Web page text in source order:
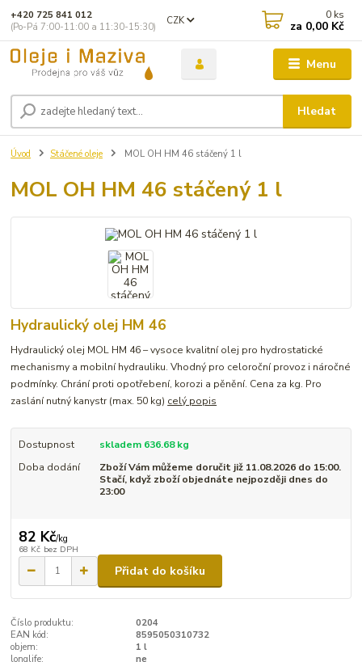
Menu
CZK
Hledat
+420 725 841 012
(Po-Pá 7:00-11:00 a 11:30-15:30)
0 ks
za 0,00 Kč
Úvod Stáčené oleje MOL OH HM 46 stáčený 1 l
MOL OH HM 46 stáčený 1 l
Hydraulický olej HM 46
Hydraulický olej MOL HM 46 – vysoce kvalitní olej pro hydrostatické
mechanismy a mobilní hydrauliku. Vhodný pro celoroční provoz i náročné
podmínky. Chrání proti opotřebení, korozi a pěnění. Cena za kg. Pro
zaslání nutný kanystr (max. 50 kg) celý popis
Dostupnost
skladem 636.68 kg
Doba dodání
Zboží Vám můžeme doručit již 11.08.2026 do 15:00.
Stačí, když zboží objednáte nejpozději dnes do
23:00
82 Kč/kg
68 Kč bez DPH
Přidat do košíku
Číslo produktu:
0204
EAN kód:
8595050310732
objem:
1 l
longlife:
ne